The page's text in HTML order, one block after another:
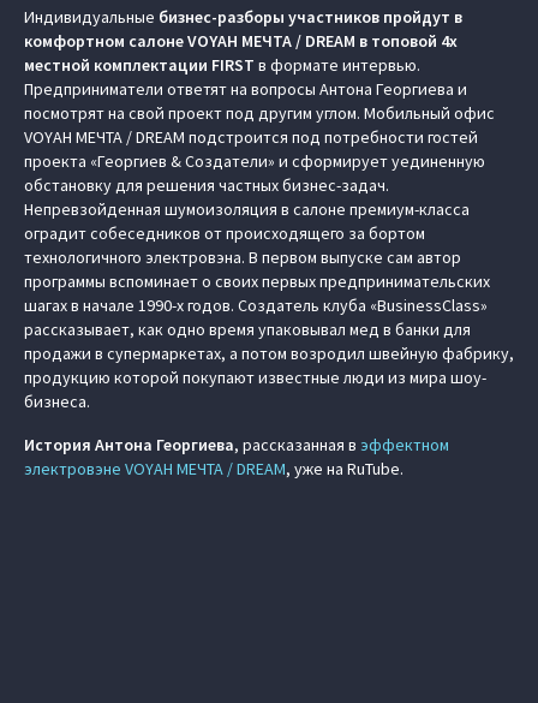
Индивидуальные бизнес-разборы участников пройдут в
комфортном салоне VOYAH МЕЧТА / DREAM в топовой 4х
местной комплектации FIRST в формате интервью.
Предприниматели ответят на вопросы Антона Георгиева и
посмотрят на свой проект под другим углом. Мобильный офис
VOYAH МЕЧТА / DREAM подстроится под потребности гостей
проекта «Георгиев & Создатели» и сформирует уединенную
обстановку для решения частных бизнес-задач.
Непревзойденная шумоизоляция в салоне премиум-класса
оградит собеседников от происходящего за бортом
технологичного электровэна. В первом выпуске сам автор
программы вспоминает о своих первых предпринимательских
шагах в начале 1990-х годов. Создатель клуба «BusinessClass»
рассказывает, как одно время упаковывал мед в банки для
продажи в супермаркетах, а потом возродил швейную фабрику,
продукцию которой покупают известные люди из мира шоу-
бизнеса.
История Антона Георгиева, рассказанная в эффектном
электровэне VOYAH МЕЧТА / DREAM, уже на RuTube.